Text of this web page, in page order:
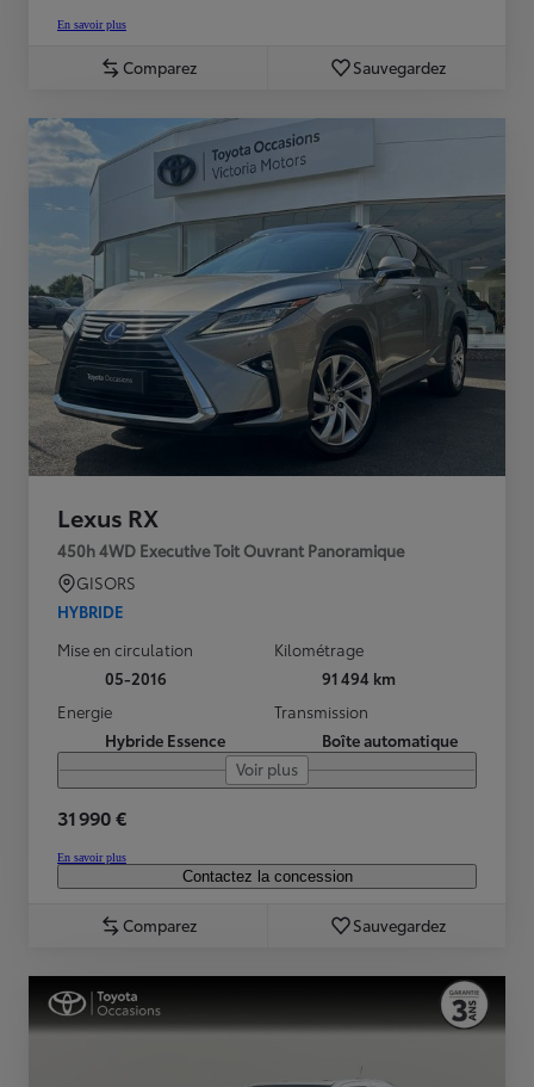
En savoir plus
Comparez Sauvegardez
Lexus RX
450h 4WD Executive Toit Ouvrant Panoramique
GISORS
HYBRIDE
Mise en circulation
05-2016
Kilométrage
91 494 km
Energie
Hybride Essence
Transmission
Boîte automatique
Voir plus
31 990 €
En savoir plus
Contactez la concession
Comparez Sauvegardez